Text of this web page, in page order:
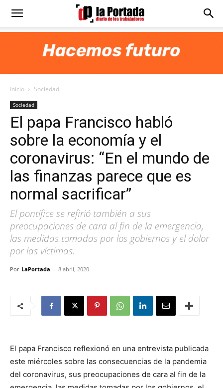
Diario
Portada
Inicio Sociedad
Sociedad
El papa Francisco habló
sobre la economía y el
coronavirus: “En el mundo de
las finanzas parece que es
normal sacrificar”
El pontífice se refirió también a sus
preocupaciones de cara al fin de la emergencia,
las medidas tomadas por los gobiernos y el dolor
por las víctimas.
Por LaPortada - 8 abril, 2020
El papa Francisco reflexionó en una entrevista publicada
este miércoles sobre las consecuencias de la pandemia
del coronavirus, sus preocupaciones de cara al fin de la